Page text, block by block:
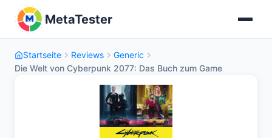
MetaTester
Startseite Reviews
Generic
Die Welt von Cyberpunk 2077: Das Buch zum Game